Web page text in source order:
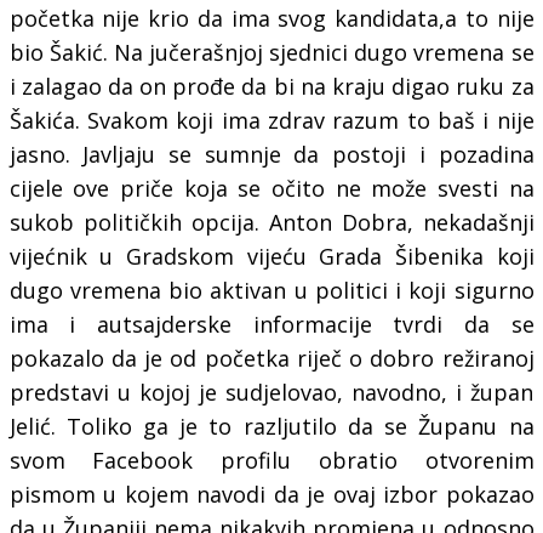
početka nije krio da ima svog kandidata,a to nije
bio Šakić. Na jučerašnjoj sjednici dugo vremena se
i zalagao da on prođe da bi na kraju digao ruku za
Šakića. Svakom koji ima zdrav razum to baš i nije
jasno. Javljaju se sumnje da postoji i pozadina
cijele ove priče koja se očito ne može svesti na
sukob političkih opcija. Anton Dobra, nekadašnji
vijećnik u Gradskom vijeću Grada Šibenika koji
dugo vremena bio aktivan u politici i koji sigurno
ima i autsajderske informacije tvrdi da se
pokazalo da je od početka riječ o dobro režiranoj
predstavi u kojoj je sudjelovao, navodno, i župan
Jelić. Toliko ga je to razljutilo da se Županu na
svom Facebook profilu obratio otvorenim
pismom u kojem navodi da je ovaj izbor pokazao